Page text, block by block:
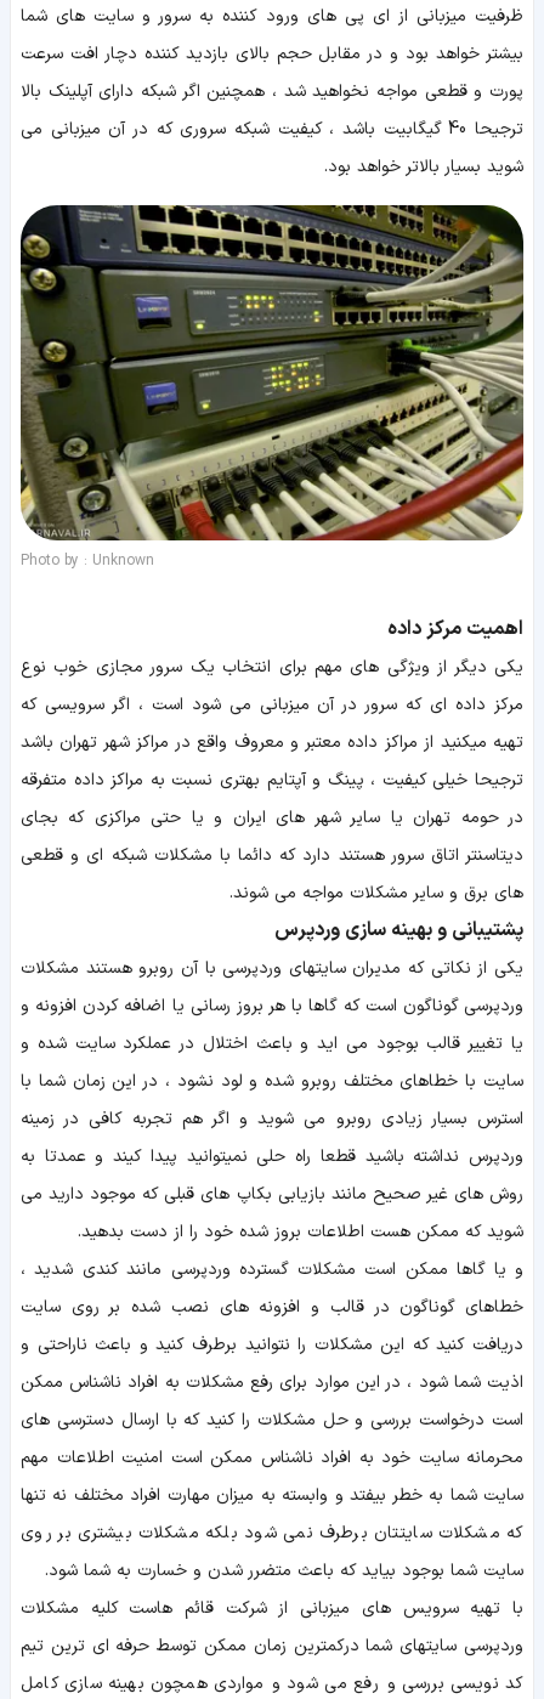
ظرفیت میزبانی از ای پی های ورود کننده به سرور و سایت های شما
بیشتر خواهد بود و در مقابل حجم بالای بازدید کننده دچار افت سرعت
پورت و قطعی مواجه نخواهید شد ، همچنین اگر شبکه دارای آپلینک بالا
ترجیحا 40 گیگابیت باشد ، کیفیت شبکه سروری که در آن میزبانی می
شوید بسیار بالاتر خواهد بود.
Photo by : Unknown
اهمیت مرکز داده
یکی دیگر از ویژگی های مهم برای انتخاب یک سرور مجازی خوب نوع
مرکز داده ای که سرور در آن میزبانی می شود است ، اگر سرویسی که
تهیه میکنید از مراکز داده معتبر و معروف واقع در مراکز شهر تهران باشد
ترجیحا خیلی کیفیت ، پینگ و آپتایم بهتری نسبت به مراکز داده متفرقه
در حومه تهران یا سایر شهر های ایران و یا حتی مراکزی که بجای
دیتاسنتر اتاق سرور هستند دارد که دائما با مشکلات شبکه ای و قطعی
های برق و سایر مشکلات مواجه می شوند.
پشتیبانی و بهینه سازی وردپرس
یکی از نکاتی که مدیران سایتهای وردپرسی با آن روبرو هستند مشکلات
وردپرسی گوناگون است که گاها با هر بروز رسانی یا اضافه کردن افزونه و
یا تغییر قالب بوجود می اید و باعث اختلال در عملکرد سایت شده و
سایت با خطاهای مختلف روبرو شده و لود نشود ، در این زمان شما با
استرس بسیار زیادی روبرو می شوید و اگر هم تجربه کافی در زمینه
وردپرس نداشته باشید قطعا راه حلی نمیتوانید پیدا کیند و عمدتا به
روش های غیر صحیح مانند بازیابی بکاپ های قبلی که موجود دارید می
شوید که ممکن هست اطلاعات بروز شده خود را از دست بدهید.
و یا گاها ممکن است مشکلات گسترده وردپرسی مانند کندی شدید ،
خطاهای گوناگون در قالب و افزونه های نصب شده بر روی سایت
دریافت کنید که این مشکلات را نتوانید برطرف کنید و باعث ناراحتی و
اذیت شما شود ، در این موارد برای رفع مشکلات به افراد ناشناس ممکن
است درخواست بررسی و حل مشکلات را کنید که با ارسال دسترسی های
محرمانه سایت خود به افراد ناشناس ممکن است امنیت اطلاعات مهم
سایت شما به خطر بیفتد و وابسته به میزان مهارت افراد مختلف نه تنها
که مشکلات سایتتان برطرف نمی شود بلکه مشکلات بیشتری بر روی
سایت شما بوجود بیاید که باعث متضرر شدن و خسارت به شما شود.
با تهیه سرویس های میزبانی از شرکت قائم هاست کلیه مشکلات
وردپرسی سایتهای شما درکمترین زمان ممکن توسط حرفه ای ترین تیم
کد نویسی بررسی و رفع می شود و مواردی همچون بهینه سازی کامل